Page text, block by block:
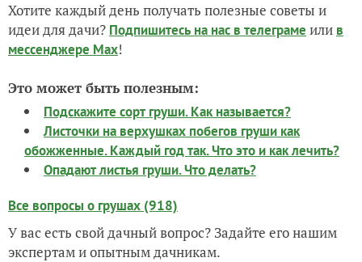
Хотите каждый день получать полезные советы и
идеи для дачи? Подпишитесь на нас в телеграме или в
мессенджере Max!
Это может быть полезным:
Подскажите сорт груши. Как называется?
Листочки на верхушках побегов груши как
обожженные. Каждый год так. Что это и как лечить?
Опадают листья груши. Что делать?
Все вопросы о грушах (918)
У вас есть свой дачный вопрос? Задайте его нашим
экспертам и опытным дачникам.